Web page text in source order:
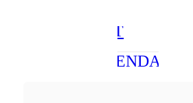
AMBIENT
AGENDA